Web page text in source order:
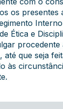
os
Ética e
que seja
às